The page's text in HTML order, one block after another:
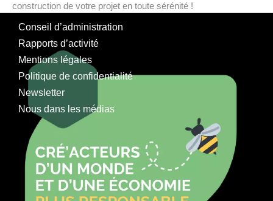
construction de votre projet en toute sérénité !
Conseil d’administration
Rapports d’activité
Mentions légales
Politique de confidentialité
Newsletter
Nous dans les médias